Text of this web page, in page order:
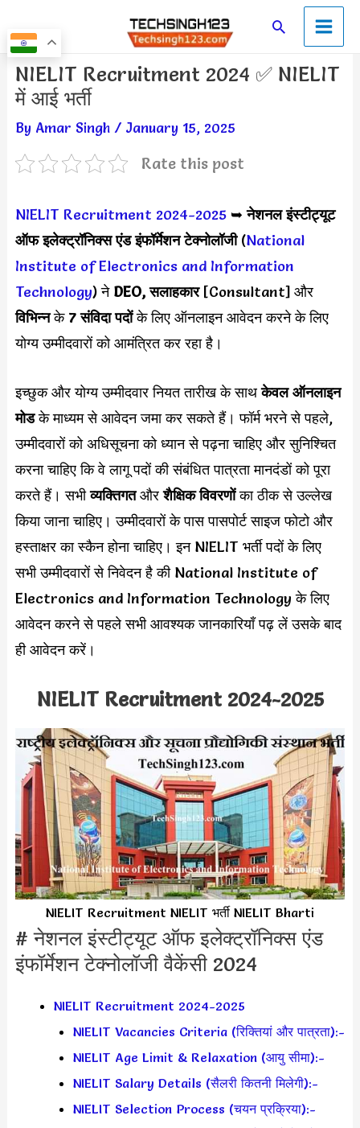
to
content
SearchMain
Menu
NIELIT Recruitment 2024 ✅ NIELIT
में आई भर्ती
By Amar Singh / January 15, 2025
Rate this post
NIELIT Recruitment 2024-2025 ➥नेशनल इंस्टीट्यूट
ऑफ इलेक्ट्रॉनिक्स एंड इंफॉर्मेशन टेक्नोलॉजी(National
Institute of Electronics and Information
Technology) ने DEO, सलाहकार[Consultant] और
विभिन्नके 7 संविदा पदोंके लिए ऑनलाइन आवेदन करने के लिए
योग्य उम्मीदवारों को आमंत्रित कर रहा है।
इच्छुक और योग्य उम्मीदवार नियत तारीख के साथकेवल ऑनलाइन
मोडके माध्यम से आवेदन जमा कर सकते हैं। फॉर्म भरने से पहले,
उम्मीदवारों को अधिसूचना को ध्यान से पढ़ना चाहिए और सुनिश्चित
करना चाहिए कि वे लागू पदों की संबंधित पात्रता मानदंडों को पूरा
करते हैं। सभीव्यक्तिगतऔरशैक्षिक विवरणोंका ठीक से उल्लेख
किया जाना चाहिए। उम्मीदवारों के पास पासपोर्ट साइज फोटो और
हस्ताक्षर का स्कैन होना चाहिए। इन NIELIT भर्ती पदों के लिए
सभी उम्मीदवारों से निवेदन है की National Institute of
Electronics and Information Technology के लिए
आवेदन करने से पहले सभी आवश्यक जानकारियाँ पढ़ लें उसके बाद
ही आवेदन करें।
NIELIT Recruitment 2024-2025
NIELIT Recruitment NIELIT भर्ती NIELIT Bharti
# नेशनल इंस्टीट्यूट ऑफ इलेक्ट्रॉनिक्स एंड
इंफॉर्मेशन टेक्नोलॉजी वैकेंसी 2024
NIELIT Recruitment 2024-2025
NIELIT Vacancies Criteria (रिक्तियां और पात्रता):-
NIELIT Age Limit & Relaxation (आयु सीमा):-
NIELIT Salary Details (सैलरी कितनी मिलेगी):-
NIELIT Selection Process (चयन प्रक्रिया):-
Post
navigation